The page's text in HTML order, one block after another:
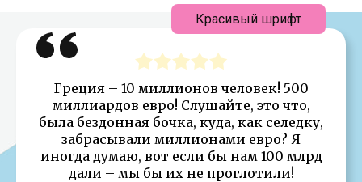
Греция – 10 миллионов человек! 500
миллиардов евро! Слушайте, это что,
была бездонная бочка, куда, как селедку,
забрасывали миллионами евро? Я
иногда думаю, вот если бы нам 100 млрд
дали – мы бы их не проглотили!
Красивый шрифт